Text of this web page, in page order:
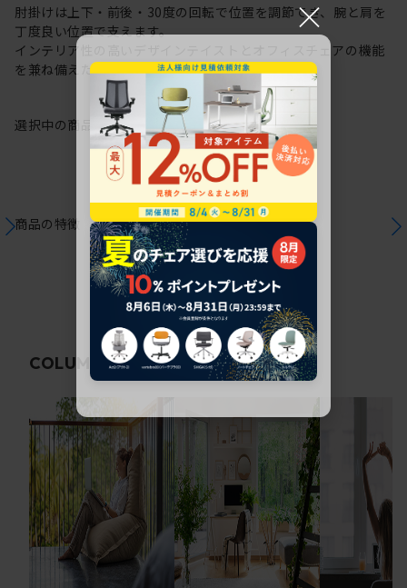
肘掛けは上下・前後・30度の回転で位置を調節でき、腕と肩を
丁度良い位置で支えます。
インテリア性の高いデザインテイストとオフィスチェアの機能
を兼ね備えた在宅ワークにも最適なチェアです。
選択中の商品情報保証 注意事項
商品の特徴
COLUMN 関連コラム
×